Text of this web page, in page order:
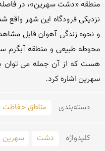
سهرین اشاره كرد.
دسته‌بندی مناطق
کلید‌واژه دشت سهرین